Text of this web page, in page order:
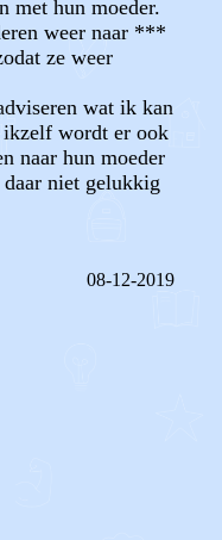
met hun moeder.
weer naar ***
ze weer
wat ik kan
wordt er ook
naar hun moeder
niet gelukkig
08-12-2019